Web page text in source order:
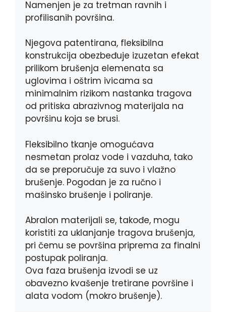
Namenjen je za tretman ravnih i
profilisanih površina.
Njegova patentirana, fleksibilna
konstrukcija obezbeđuje izuzetan efekat
prilikom brušenja elemenata sa
uglovima i oštrim ivicama sa
minimalnim rizikom nastanka tragova
od pritiska abrazivnog materijala na
površinu koja se brusi.
Fleksibilno tkanje omogućava
nesmetan prolaz vode i vazduha, tako
da se preporučuje za suvo i vlažno
brušenje. Pogodan je za ručno i
mašinsko brušenje i poliranje.
Abralon materijali se, takođe, mogu
koristiti za uklanjanje tragova brušenja,
pri čemu se površina priprema za finalni
postupak poliranja.
Ova faza brušenja izvodi se uz
obavezno kvašenje tretirane površine i
alata vodom (mokro brušenje).